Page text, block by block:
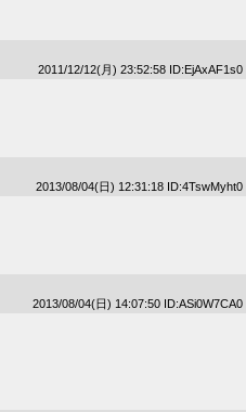
2011/12/12(月) 23:52:58 ID:EjAxAF1s0
2013/08/04(日) 12:31:18 ID:4TswMyht0
2013/08/04(日) 14:07:50 ID:ASi0W7CA0